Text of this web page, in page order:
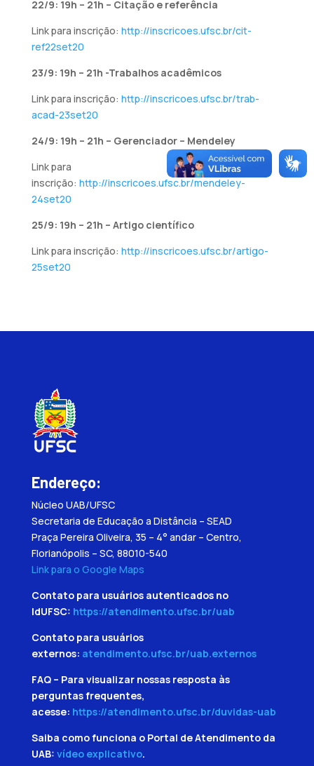
22/9: 19h – 21h – Citação e referência
Link para inscrição: http://inscricoes.ufsc.br/cit-
ref22set20
23/9: 19h – 21h -Trabalhos acadêmicos
Link para inscrição: http://inscricoes.ufsc.br/trab-
acad-23set20
24/9: 19h – 21h – Gerenciador – Mendeley
Link para
inscrição: http://inscricoes.ufsc.br/mendeley-
24set20
25/9: 19h – 21h – Artigo científico
Link para inscrição: http://inscricoes.ufsc.br/artigo-
25set20
Endereço:
Núcleo UAB/UFSC
Secretaria de Educação a Distância – SEAD
Praça Pereira Oliveira, 35 – 4° andar – Centro,
Florianópolis – SC, 88010-540
Link para o Google Maps
Contato para usuários autenticados no
IdUFSC: https://atendimento.ufsc.br/uab
Contato para usuários
externos: atendimento.ufsc.br/uab.externos
FAQ – Para visualizar nossas resposta às
perguntas frequentes,
acesse: https://atendimento.ufsc.br/duvidas-uab
Saiba como funciona o Portal de Atendimento da
UAB: vídeo explicativo.